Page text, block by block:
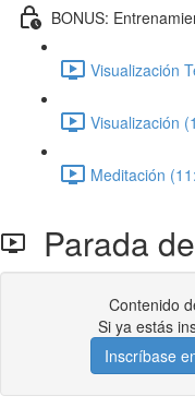
BONUS:
Visualización
Visualización
Meditación
Parada
Contenido
Si ya estás
Inscríbase